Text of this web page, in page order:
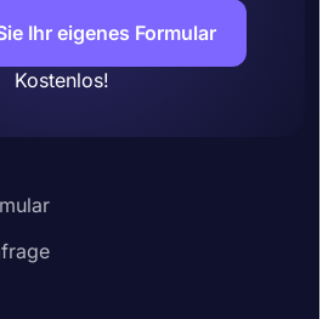
Ihr eigenes Formular
Kostenlos!